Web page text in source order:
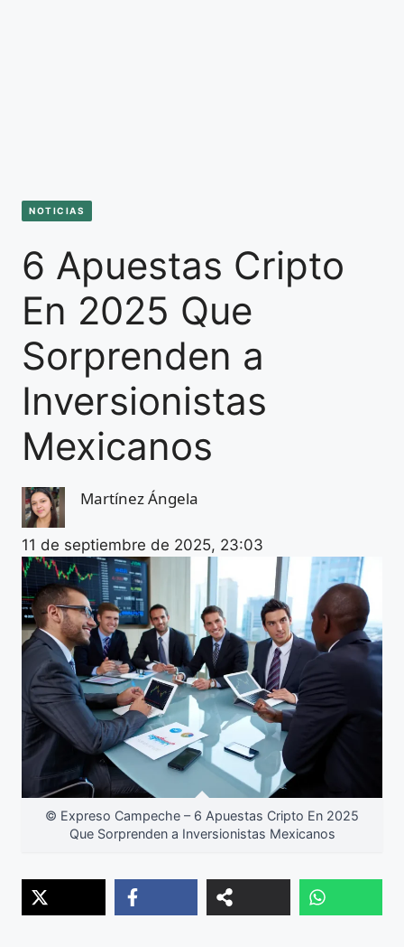
NOTICIAS
6 Apuestas Cripto
En 2025 Que
Sorprenden a
Inversionistas
Mexicanos
Martínez Ángela
11 de septiembre de 2025, 23:03
© Expreso Campeche – 6 Apuestas Cripto En 2025
Que Sorprenden a Inversionistas Mexicanos